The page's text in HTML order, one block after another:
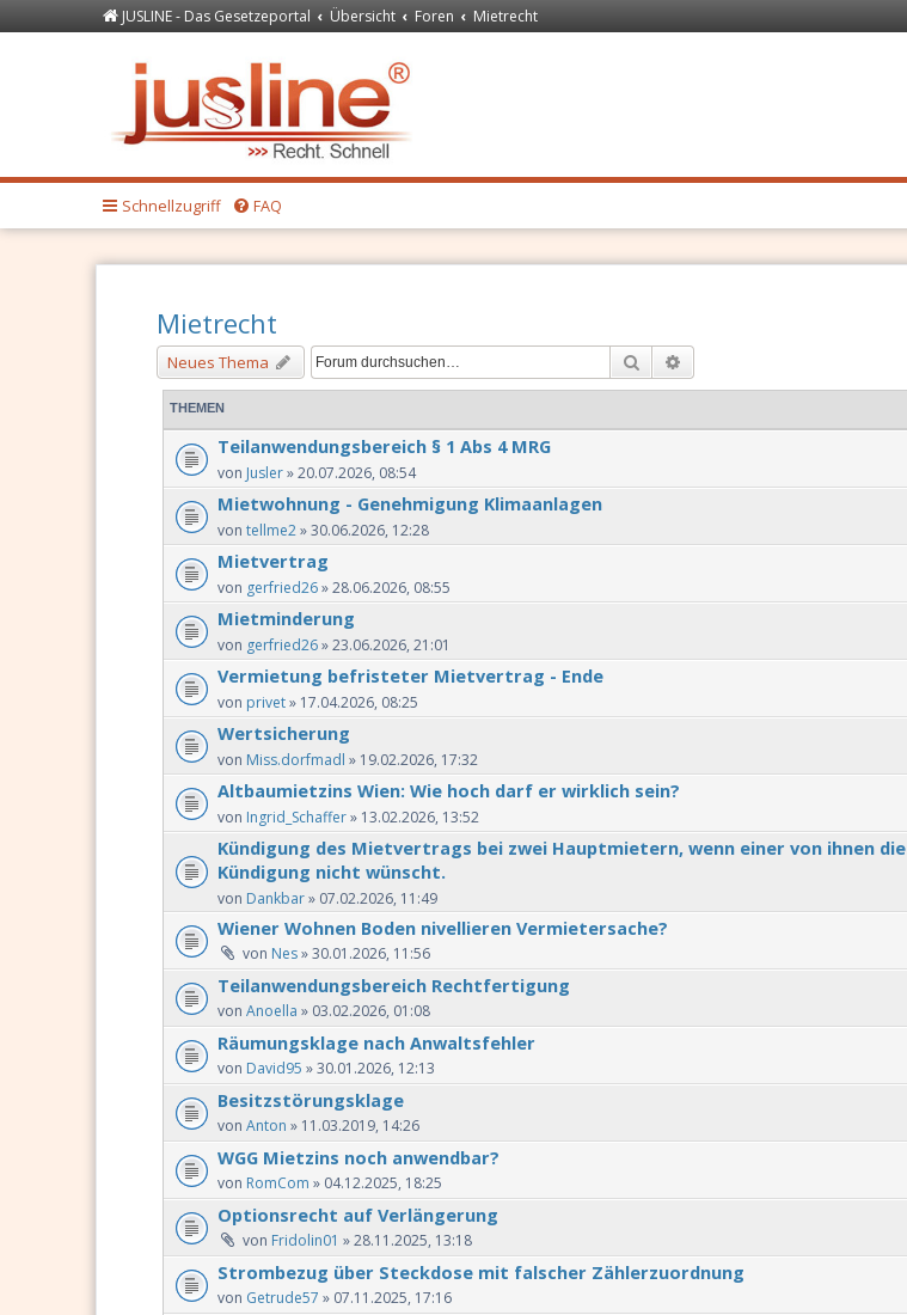
JUSLINE - Das Gesetzeportal Übersicht Foren Mietrecht
Schnellzugriff FAQ
Mietrecht
Neues Thema Suche
THEMEN
Teilanwendungsbereich § 1 Abs 4 MRG
von Jusler» 20.07.2026, 08:54
Mietwohnung - Genehmigung Klimaanlagen
von tellme2» 30.06.2026, 12:28
Mietvertrag
von gerfried26» 28.06.2026, 08:55
Mietminderung
von gerfried26» 23.06.2026, 21:01
Vermietung befristeter Mietvertrag - Ende
von privet» 17.04.2026, 08:25
Wertsicherung
von Miss.dorfmadl » 19.02.2026, 17:32
Altbaumietzins Wien: Wie hoch darf er wirklich sein?
von Ingrid_Schaffer» 13.02.2026, 13:52
Kündigung des Mietvertrags bei zwei Hauptmietern, wenn einer von ihnen die
Kündigung nicht wünscht.
von Dankbar» 07.02.2026, 11:49
Wiener Wohnen Boden nivellieren Vermietersache?
von Nes» 30.01.2026, 11:56
Teilanwendungsbereich Rechtfertigung
von Anoella » 03.02.2026, 01:08
Räumungsklage nach Anwaltsfehler
von David95 » 30.01.2026, 12:13
Besitzstörungsklage
von Anton » 11.03.2019, 14:26
WGG Mietzins noch anwendbar?
von RomCom » 04.12.2025, 18:25
Optionsrecht auf Verlängerung
von Fridolin01 » 28.11.2025, 13:18
Strombezug über Steckdose mit falscher Zählerzuordnung
von Getrude57 » 07.11.2025, 17:16